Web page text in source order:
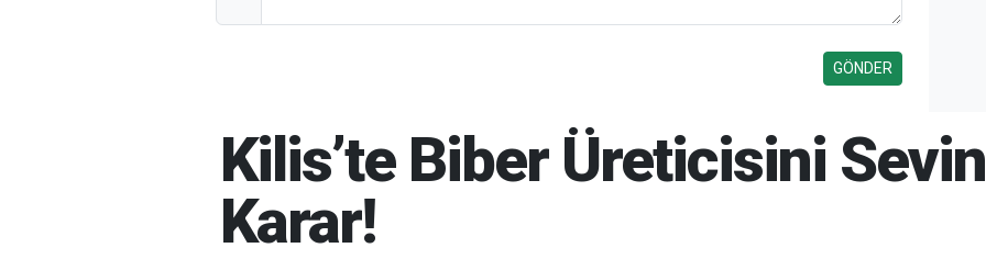
Kilis’te Biber Üreticisini
Karar!